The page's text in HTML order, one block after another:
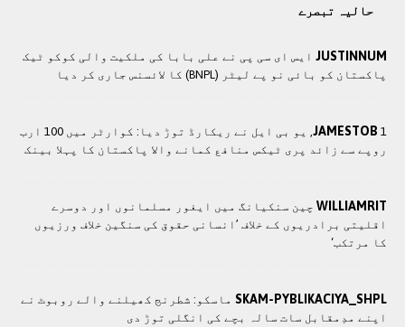
حالیہ تبصرے
JUSTINNUM ایس ای سی پی نے علی بابا کی ملکیت والی کوکو ٹیک
پاکستان کو بائی نو پے لیٹر (BNPL) کا لائسنس جاری کر دیا
JAMESTOB
1, یو بی ایل نے ریکارڈ توڑ دیا: کوارٹر میں 100 ارب
روپے سے زائد پری ٹیکس منافع کمانے والا پاکستان کا پہلا بینک
WILLIAMRIT چین سنکیانگ میں ایغور مسلمانوں اور دوسرے
اقلیتی برادريوں کے خلاف ’انسانی حقوق کی سنگین خلاف ورزیوں
کا مرتکب‘
SKAM-PYBLIKACIYA_SHPL ماسکو: شطرنج کھیلنے والے روبوٹ نے
اپنے مدِمقابل سات سالہ بچے کی انگلی توڑ دی